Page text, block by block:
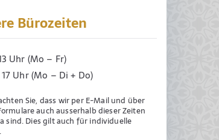
Bürozeiten
Uhr (Mo – Fr)
Uhr (Mo – Di + Do)
Sie, dass wir per E-Mail und über
auch ausserhalb dieser Zeiten
sind. Dies gilt auch für individuelle